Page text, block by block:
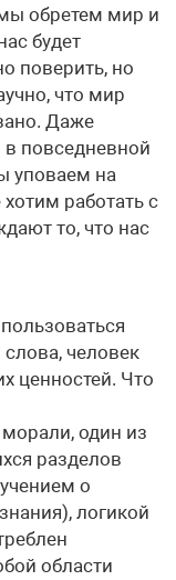
обретем мир и
будет
поверить, но
что мир
Даже
повседневной
уповаем на
работать с
то, что нас
человек
ценностей. Что
морали, один из
разделов
о
логикой
области